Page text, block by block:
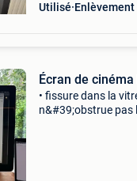
Utilisé Enlèvement
Écran de cinéma
• fissure dans la
n&#39;obstrue pas